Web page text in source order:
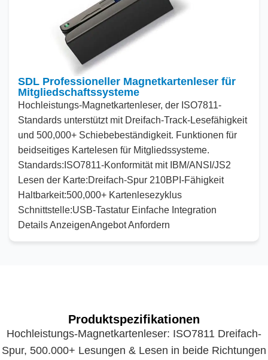
SDL Professioneller Magnetkartenleser für
Mitgliedschaftssysteme
Hochleistungs-Magnetkartenleser, der ISO7811-
Standards unterstützt mitDreifach-Track-Lesefähigkeit
und 500,000+ Schiebebeständigkeit. Funktionen für
beidseitiges Kartelesen für Mitgliedssysteme.
Standards: ISO7811-Konformität mitIBM/ANSI /JS2
Lesen der Karte:Dreifach-Spur 210BPI-Fähigkeit
Haltbarkeit:500,000+ Kartenlesezyklus
Schnittstelle:USB-Tastatur Einfache Integration
Details AnzeigenAngebot Anfordern
Produktspezifikationen
Hochleistungs-Magnetkartenleser: ISO7811 Dreifach-
Spur, 500.000+ Lesungen & Lesen in beide Richtungen